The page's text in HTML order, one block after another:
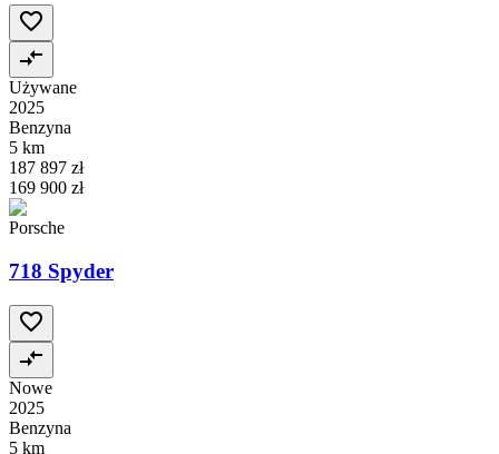
Używane
2025
Benzyna
5 km
187 897 zł
169 900 zł
Porsche
718 Spyder
Nowe
2025
Benzyna
5 km